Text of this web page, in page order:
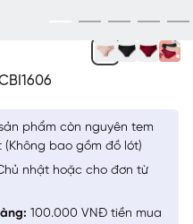
phẩm còn nguyên tem
bao gồm đồ lót)
nhật hoặc cho đơn từ
100.000 VNĐ tiền mua